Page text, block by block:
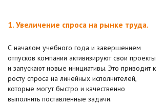
1. Увеличение спроса на рынке труда.
С началом учебного года и завершением
отпусков компании активизируют свои проекты
и запускают новые инициативы. Это приводит к
росту спроса на линейных исполнителей,
которые могут быстро и качественно
выполнить поставленные задачи.